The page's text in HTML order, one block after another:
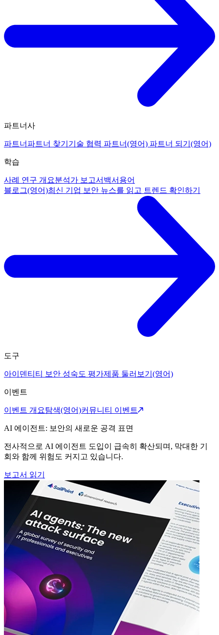
파트너사
파트너 파트너 찾기 기술 협력 파트너(영어) 파트너 되기(영어)
학습
사례 연구 개요분석가 보고서 백서 용어
블로그(영어)최신 기업 보안 뉴스를 읽고 트렌드 확인하기
도구
아이덴티티 보안 성숙도 평가제품 둘러보기(영어)
이벤트
이벤트 개요탐색(영어)커뮤니티 이벤트
AI 에이전트: 보안의 새로운 공격 표면
전사적으로 AI 에이전트 도입이 급속히 확산되며, 막대한 기
회와 함께 위험도 커지고 있습니다.
보고서 읽기